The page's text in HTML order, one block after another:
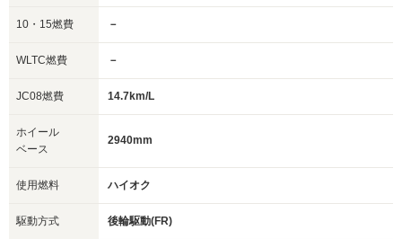
10・15燃費 －
WLTC燃費 －
JC08燃費 14.7km/L
ホイール
ベース
2940mm
使用燃料 ハイオク
駆動方式 後輪駆動(FR)